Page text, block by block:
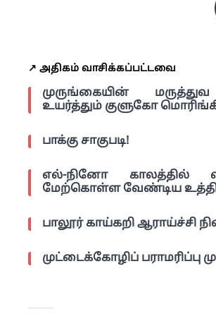
↗️ அதிகம் வாசிக்கப்பட்டவை
முருங்கையின்
உயர்த்தும் குளுகோ
பாக்கு சாகுபடி!
எல்-நினோ காலத்தில்
மேற்கொள்ள வேண்டிய
பாலூர் காய்கறி ஆராய்ச்சி
முட்டைக்கோழிப் பராமரிப்பு